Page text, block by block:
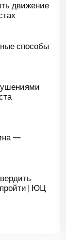
движение
способы
—
пройти | ЮЦ